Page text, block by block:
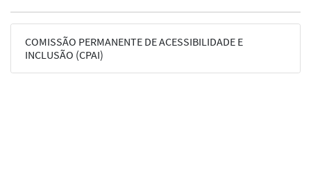
COMISSÃO PERMANENTE DE ACESSIBILIDADE E
INCLUSÃO (CPAI)